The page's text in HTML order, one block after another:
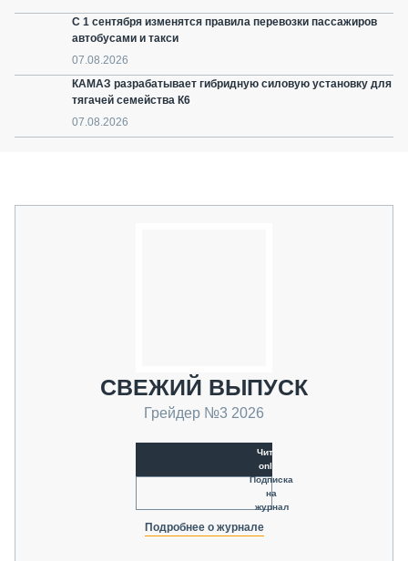
С 1 сентября изменятся правила перевозки пассажиров
автобусами и такси
07.08.2026
КАМАЗ разрабатывает гибридную силовую установку для
тягачей семейства К6
07.08.2026
СВЕЖИЙ ВЫПУСК
Грейдер №3 2026
Читать
online
Подписка
на
журнал
Подробнее о журнале